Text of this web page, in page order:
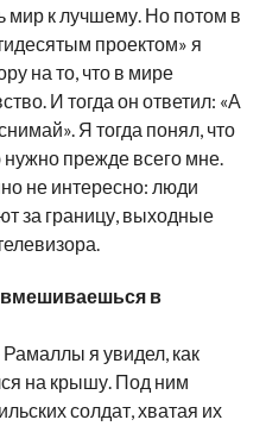
мир к лучшему. Но потом в
проектом» я
на то, что в мире
И тогда он ответил: «А
Я тогда понял, что
нужно прежде всего мне.
не интересно: люди
за границу, выходные
вмешиваешься в
я увидел, как
на крышу. Под ним
солдат, хватая их